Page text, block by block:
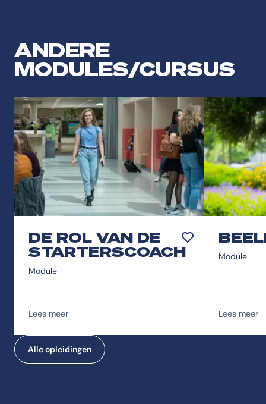
ANDERE
MODULES/CURSUS
DE ROL VAN DE
STARTERSCOACH
Module
Lees meer
Toevoegen aan
Module
Lees meer
Alle opleidingen